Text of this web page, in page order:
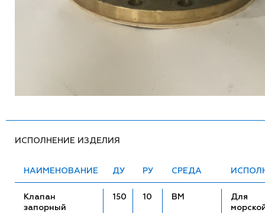
ИСПОЛНЕНИЕ ИЗДЕЛИЯ
НАИМЕНОВАНИЕ ДУ РУ СРЕДА
Клапан
запорный
150 10 ВМ
Для